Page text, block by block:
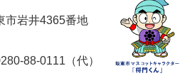
市岩井4365番地
88-0111（代）